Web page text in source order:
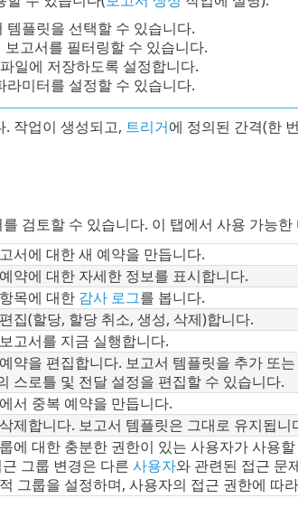
플릿을 선택할 수 있습니다.
고서를 필터링할 수 있습니다.
일에 저장하도록 설정합니다.
미터를 설정할 수 있습니다.
. 작업이 생성되고, 트리거에 정의된 간격(한
검토할 수 있습니다. 이 탭에서 사용 가능
서에 대한 새 예약을 만듭니다.
약에 대한 자세한 정보를 표시합니다.
목에 대한 감사 로그를 봅니다.
집(할당, 할당 취소, 생성, 삭제)합니다.
고서를 지금 실행합니다.
약을 편집합니다. 보고서 템플릿을 추가 또
스로틀 및 전달 설정을 편집할 수 있습니다.
서 중복 예약을 만듭니다.
제합니다. 보고서 템플릿은 그대로 유지됩니
에 대한 충분한 권한이 있는 사용자가 사용
그룹 변경은 다른 사용자와 관련된 접근 문
그룹을 설정하며, 사용자의 접근 권한에 따